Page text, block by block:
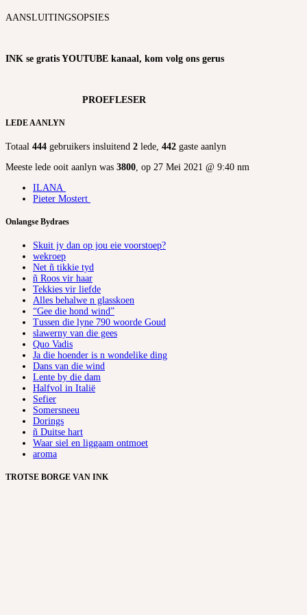
AANSLUITINGSOPSIES
INK se gratis YOUTUBE kanaal, kom volg ons gerus
PROEFLESER
LEDE AANLYN
Totaal 444 gebruikers insluitend 2 lede, 442 gaste aanlyn
Meeste lede ooit aanlyn was 3800 , op 27 Mei 2021 @ 9:40 nm
ILANA
Pieter Mostert
Onlangse Bydraes
Skuit jy dan op jou eie voorstoep?
wekroep
Net ñ tikkie tyd
ñ Roos vir haar
Tekkies vir liefde
Alles behalwe n glasskoen
“Gee die hond wind”
Tussen die lyne 790 woorde Goud
slawerny van die gees
Quo Vadis
Ja die hoender is n wondelike ding
Dans van die wind
Lente by die dam
Halfvol in Italië
Sefier
Somersneeu
Dorings
ñ Duitse hart
Waar siel en liggaam ontmoet
aroma
TROTSE BORGE VAN INK